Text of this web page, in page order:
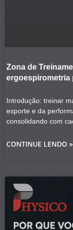
Zona de
ergoespirometria
Introdução: treinar
esporte e da
consolidando com
CONTINUE LENDO »